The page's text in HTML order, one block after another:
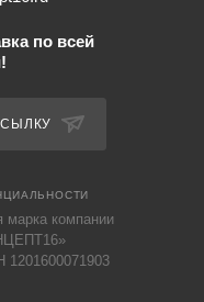
по всей
марка компании